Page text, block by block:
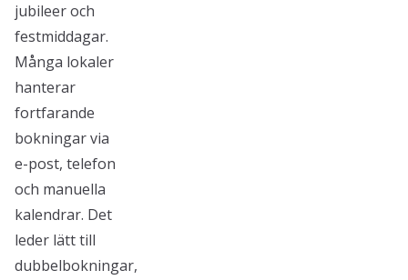
jubileer och
festmiddagar.
Många lokaler
hanterar
fortfarande
bokningar via
e-post, telefon
och manuella
kalendrar. Det
leder lätt till
dubbelbokningar,